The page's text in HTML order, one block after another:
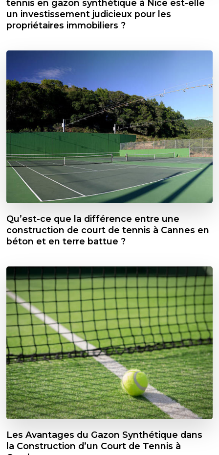
tennis en gazon synthétique à Nice est-elle
un investissement judicieux pour les
propriétaires immobiliers ?
Qu’est-ce que la différence entre une
construction de court de tennis à Cannes en
béton et en terre battue ?
Les Avantages du Gazon Synthétique dans
la Construction d’un Court de Tennis à